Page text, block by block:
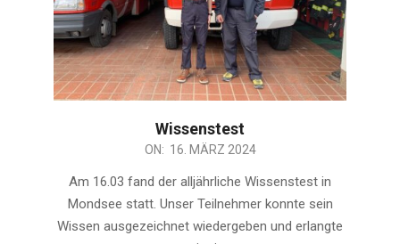
Wissenstest
ON: 16. MÄRZ 2024
Am 16.03 fand der alljährliche Wissenstest in
Mondsee statt. Unser Teilnehmer konnte sein
Wissen ausgezeichnet wiedergeben und erlangte